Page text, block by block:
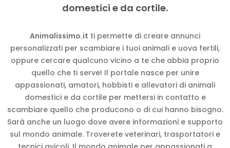
domestici e da cortile.
Animalissimo.it ti permette di creare annunci
personalizzati per scambiare i tuoi animali e uova fertili,
oppure cercare qualcuno vicino a te che abbia proprio
quello che ti serve! Il portale nasce per unire
appassionati, amatori, hobbisti e allevatori di animali
domestici e da cortile per mettersi in contatto e
scambiare quello che producono o di cui hanno bisogno.
Sarà anche un luogo dove avere informazioni e supporto
sul mondo animale. Troverete veterinari, trasportatori e